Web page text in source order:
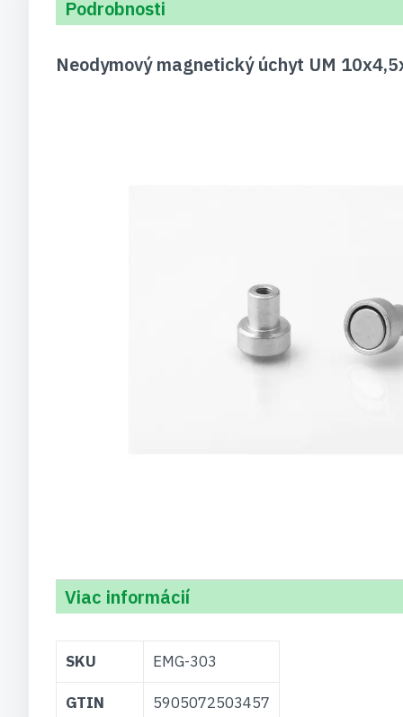
Podrobnosti
Neodymový magnetický úchyt UM
Viac informácií
Viac
informácií
SKU EMG-303
GTIN 5905072503457